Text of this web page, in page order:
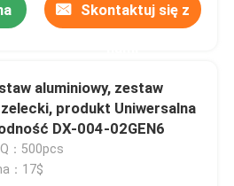
Skontaktuj się z
aluminiowy, zestaw
produkt Uniwersalna
DX-004-02GEN6
：500pcs
：17$